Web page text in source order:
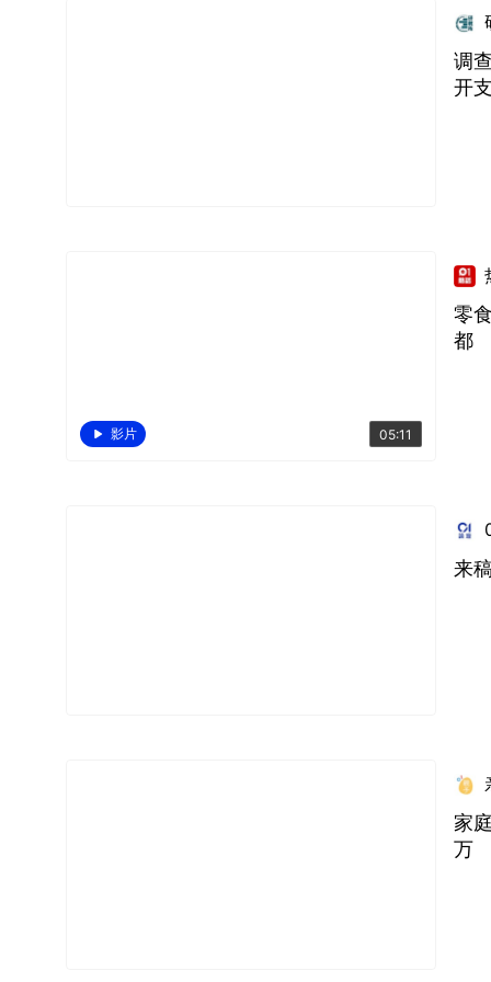
调
开
影片 05:11
零
都
来
家
万